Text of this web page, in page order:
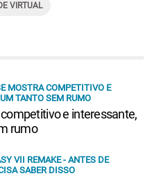
VIRTUAL
MOSTRA COMPETITIVO E
TANTO SEM RUMO
e interessante,
rumo
VII REMAKE - ANTES DE
SABER DISSO